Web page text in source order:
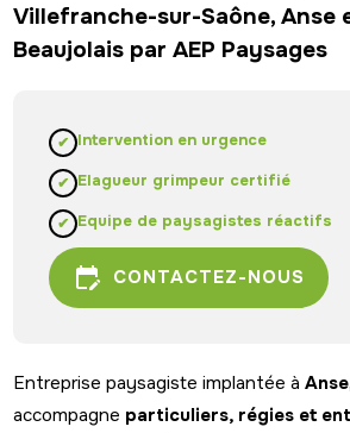
Villefranche-sur-Saône, Anse
Beaujolais par AEP Paysages
Intervention en urgence
Elagueur grimpeur certifié
Equipe de paysagistes réactifs
edit_calendar CONTACTEZ-NOUS
Entreprise paysagiste implantée àAnse
accompagne particuliers, régies et